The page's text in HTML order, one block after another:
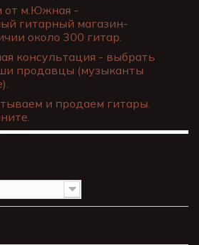
от м.Южная -
гитарный магазин-
около 300 гитар.
консультация - выбрать
продавцы (музыканты
и продаем гитары.